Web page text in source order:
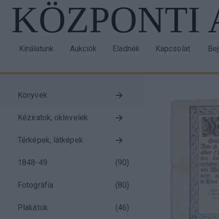
Ugrás
tartalomra
navigation
Kínálatunk Aukciók Eladnék Kapcsolat
block
Könyvek
Kéziratok, oklevelek
Térképek, látképek
1848-49 (90)
Fotográfia (80)
Plakátok (46)